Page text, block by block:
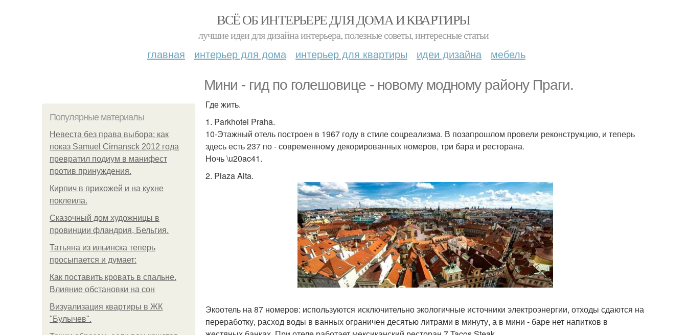
ВСЁ ОБ ИНТЕРЬЕРЕ ДЛЯ ДОМА И КВАРТИРЫ
лучшие идеи для дизайна интерьера, полезные советы, интересные статьи
главная интерьер для дома интерьер для квартиры идеи дизайна мебель
Мини - гид по голешовице - новому модному району Праги.
Популярные материалы
Невеста без права выбора: как
показ Samuel Cirnansck 2012 года
превратил подиум в манифест
против принуждения.
Кирпич в прихожей и на кухне
поклеила.
Сказочный дом художницы в
провинции фландрия, Бельгия.
Татьяна из ильинска теперь
просыпается и думает:
Как поставить кровать в спальне.
Влияние обстановки на сон
Визуализация квартиры в ЖК
"Булычев".
Где жить.
1. Parkhotel Praha.
10-Этажный отель построен в 1967 году в стиле соцреализма. В позапрошлом провели реконструкцию, и теперь
здесь есть 237 по - современному декорированных номеров, три бара и ресторана.
Ночь \u20ac41.
2. Plaza Alta.
Экоотель на 87 номеров: используются исключительно экологичные источники электроэнергии, отходы сдаются на
переработку, расход воды в ванных ограничен десятью литрами в минуту, а в мини - баре нет напитков в